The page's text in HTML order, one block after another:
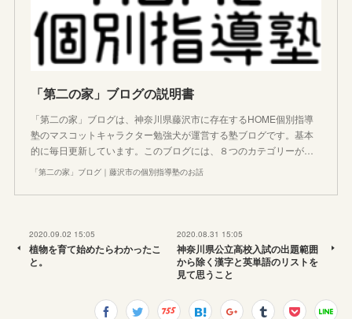
「第二の家」ブログの説明書
「第二の家」ブログは、神奈川県藤沢市に存在するHOME個別指導
塾のマスコットキャラクター勉強犬が運営する塾ブログです。基本
的に毎日更新しています。このブログには、８つのカテゴリーが…
「第二の家」ブログ｜藤沢市の個別指導塾のお話
2020.09.02 15:05
植物を育て始めたらわかったこ
と。
2020.08.31 15:05
神奈川県公立高校入試の出題範囲
から除く漢字と英単語のリストを
見て思うこと